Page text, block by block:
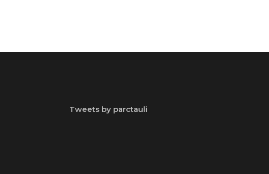
Tweets by parctauli